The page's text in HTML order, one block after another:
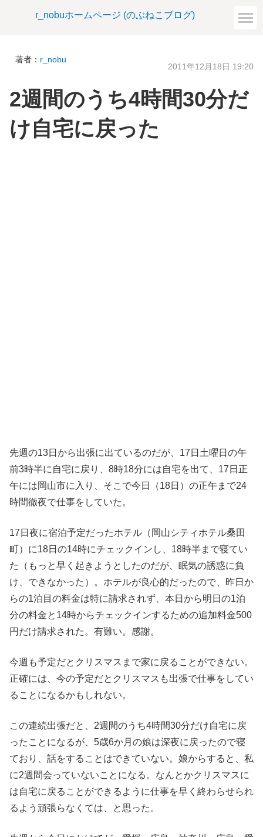
r_nobuホームページ (のぶねこブログ)
著者： r_nobu
2011年12月18日 19:20
2週間のうち4時間30分だ
け自宅に戻った
先週の13日から出張に出ているのだが、17日土曜日の午
前3時半に自宅に戻り、8時18分には自宅を出て、17日正
午には岡山市に入り、そこで今日（18日）の正午まで24
時間徹夜で仕事をしていた。
17日夜に宿泊予定だったホテル（岡山シティホテル桑田
町）に18日の14時にチェックインし、18時半まで寝てい
た（もっと早く起きようとしたのだが、眠気の誘惑に負
け、できなかった）。ホテルが良心的だったので、昨日か
らの1泊目の料金は特に請求されず、本日から明日の1泊
分の料金と14時からチェックインするための追加料金500
円だけ請求された。有難い。感謝。
今週も予定だとクリスマスまで家に戻ることができない。
正確には、今の予定だとクリスマスも出張で仕事をしてい
ることになるかもしれない。
この連続出張だと、2週間のうち4時間30分だけ自宅に戻
ったことになるが、5歳6か月の娘は深夜に戻ったので寝
ており、話をすることはできていない。娘からすると、私
に2週間会っていないことになる。なんとかクリスマスに
は自宅に戻ることができるように仕事を早く終わらせられ
るよう頑張らなくては、と思った。